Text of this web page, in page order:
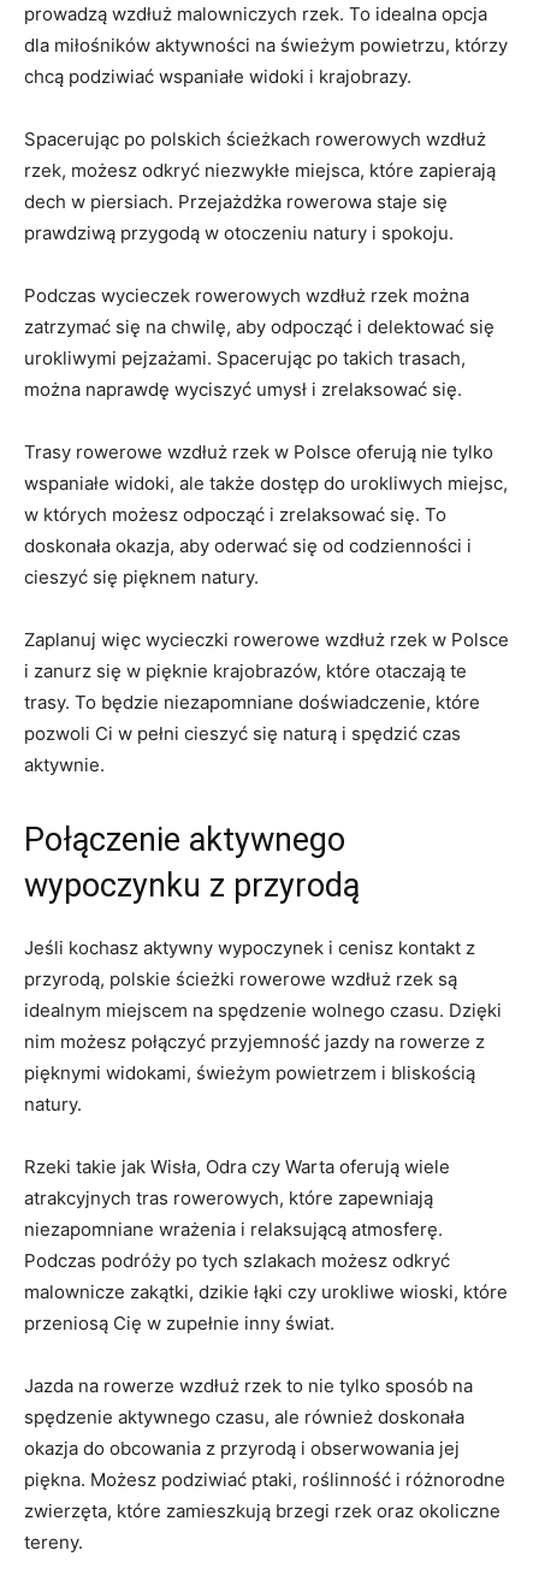
prowadzą ​wzdłuż malowniczych rzek. To ⁢idealna opcja
dla miłośników‌ aktywności na świeżym⁢ powietrzu, którzy
chcą podziwiać wspaniałe widoki i krajobrazy.
Spacerując po polskich ⁣ścieżkach rowerowych wzdłuż
rzek, możesz ⁢odkryć niezwykłe miejsca, które zapierają
dech w piersiach. ⁣Przejażdżka rowerowa staje się
prawdziwą przygodą ‍w otoczeniu natury i spokoju.
Podczas wycieczek⁤ rowerowych wzdłuż rzek można
zatrzymać się na⁣ chwilę, aby odpocząć i delektować​ się
urokliwymi pejzażami. Spacerując po takich trasach,
można‍ naprawdę wyciszyć umysł i zrelaksować się.
Trasy rowerowe wzdłuż rzek w‌ Polsce oferują nie tylko
wspaniałe widoki, ale ‌także dostęp⁣ do urokliwych‌ miejsc,
w ⁤których możesz odpocząć i zrelaksować się. ‍To
doskonała okazja, aby oderwać się od codzienności i
cieszyć ⁤się pięknem natury.
Zaplanuj więc wycieczki rowerowe wzdłuż rzek ​w Polsce
i zanurz się ​w pięknie krajobrazów, które⁤ otaczają te
trasy. To będzie niezapomniane doświadczenie, które
pozwoli Ci w pełni cieszyć się naturą i ‍spędzić czas
aktywnie.
Połączenie aktywnego
wypoczynku z przyrodą
Jeśli kochasz aktywny wypoczynek⁣ i ⁣cenisz kontakt z
przyrodą, polskie ścieżki rowerowe wzdłuż rzek są
idealnym miejscem na spędzenie wolnego czasu. Dzięki
nim możesz połączyć przyjemność jazdy na ⁢rowerze z
pięknymi widokami, świeżym powietrzem i bliskością
natury.
Rzeki takie jak Wisła,⁢ Odra czy Warta oferują wiele
atrakcyjnych tras rowerowych, które zapewniają
niezapomniane wrażenia i relaksującą atmosferę.
Podczas podróży​ po tych szlakach możesz odkryć
malownicze zakątki, dzikie łąki czy urokliwe wioski, które
przeniosą Cię w zupełnie inny świat.
Jazda na rowerze wzdłuż rzek to nie tylko sposób na
spędzenie ⁣aktywnego czasu, ale również doskonała
okazja do obcowania z przyrodą i obserwowania jej
piękna. Możesz podziwiać ptaki, roślinność i różnorodne
zwierzęta,‌ które⁢ zamieszkują brzegi rzek oraz okoliczne
tereny.